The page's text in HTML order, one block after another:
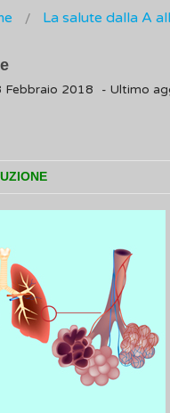
La salute dalla A
Febbraio 2018 - Ultimo